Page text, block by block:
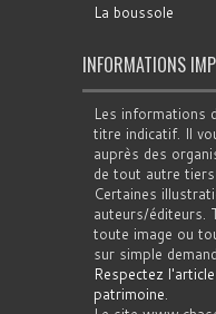
La boussole
INFORMATIONS
Les informations
titre indicatif. Il
auprès des
de tout autre
Certaines
auteurs/éditeurs.
toute image ou
sur simple
Respectez
patrimoine.